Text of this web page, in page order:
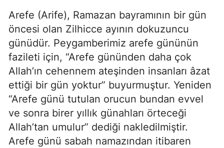
Arefe (Arife), Ramazan bayramının bir gün
öncesi olan Zilhicce ayının dokuzuncu
günüdür. Peygamberimiz arefe gününün
fazileti için, “Arefe gününden daha çok
Allah’ın cehennem ateşinden insanları âzat
ettiği bir gün yoktur” buyurmuştur. Yeniden
“Arefe günü tutulan orucun bundan evvel
ve sonra birer yıllık günahları örteceği
Allah’tan umulur” dediği nakledilmiştir.
Arefe günü sabah namazından itibaren